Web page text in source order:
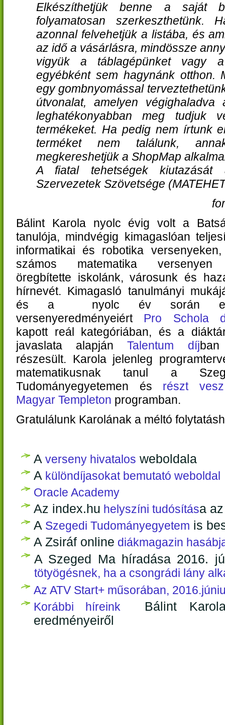
Elkészíthetjük benne a saját
folyamatosan szerkeszthetünk.
azonnal felvehetjük a listába, és
az idő a vásárlásra, mindössze
vigyük a táblagépünket vagy a
egyébként sem hagynánk otthon.
egy gombnyomással
útvonalat, amelyen
leghatékonyabban meg tudjuk
termékeket. Ha pedig nem írtunk
terméket nem találunk,
megkereshetjük a ShopMap
A fiatal tehetségek kiutazását
Szervezetek Szövetsége
Bálint Karola nyolc évig volt a
tanulója, mindvégig kimagaslóan
informatikai és robotika
számos matematika
öregbítette iskolánk, városunk és
hírnevét. Kimagasló tanulmányi
és a nyolc év során
versenyeredményeiért Pro Schola
kapott reál kategóriában, és a
javaslata alapjánTalentum díj
részesült. Karola jelenleg
matematikusnak tanul a
Tudományegyetemen és részt
Magyar Templeton programban.
Gratulálunk Karolának a méltó
A verseny hivatalos weboldala
A különdíjasokat bemutató weboldal
Oracle Academy
Az index.hu helyszíni tudósítása
A Szegedi Tudományegyetem is
A Zsiráf online diákmagazin
A Szeged Ma híradása 2016.
tötyögésnek, ha a csongrádi lány
Az ATV Start+ műsorában,
Korábbi híreink
Bálint
eredményeiről